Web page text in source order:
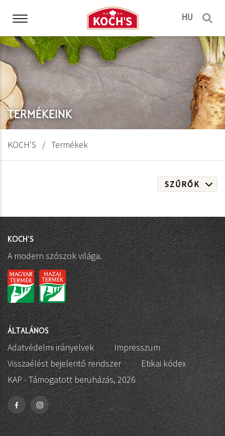
HU
TERMÉKEINK
KOCH'S Termékek
SZŰRŐK
KOCH'S
A modern szószok világa.
ÁLTALÁNOS
Adatvédelmi irányelvek
Impresszum
Visszaélést bejelentő rendszer
Etikai kódex
KAP - Támogatott beruházás, 2026